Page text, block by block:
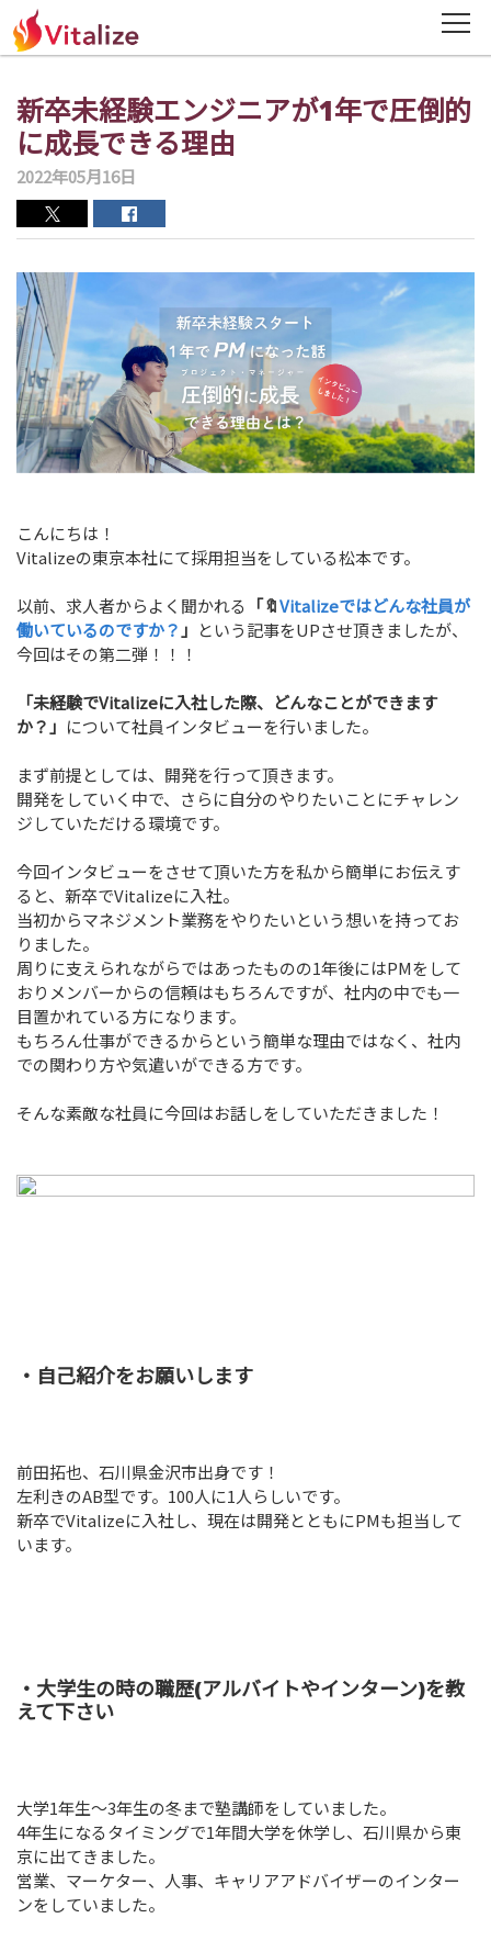
News
会社概要
Company
Mission・Vision
役員紹介
Officer
DX・BPR事業
DX・BPR
Regional Revitalization
社員紹介
ブログ
Blog
採用情報
ビジネスパートナー募集
Partner
受託開発 お問い合わせ
Contract Development
お問い合わせ
新卒未経験エンジニアが1年で圧倒的
に成長できる理由
2022年05月16日
こんにちは！
Vitalizeの東京本社にて採用担当をしている松本です。
以前、求人者からよく聞かれる 「🔖Vitalizeではどんな社員が
働いているのですか？ 」 という記事をUPさせ頂きましたが、
今回はその第二弾！！！
「未経験でVitalizeに入社した際、どんなことができます
か？」 について社員インタビューを行いました。
まず前提としては、開発を行って頂きます。
開発をしていく中で、さらに自分のやりたいことにチャレン
ジしていただける環境です。
今回インタビューをさせて頂いた方を私から簡単にお伝えす
ると、新卒でVitalizeに入社。
当初からマネジメント業務をやりたいという想いを持ってお
りました。
周りに支えられながらではあったものの1年後にはPMをして
おりメンバーからの信頼はもちろんですが、社内の中でも一
目置かれている方になります。
もちろん仕事ができるからという簡単な理由ではなく、社内
での関わり方や気遣いができる方です。
そんな素敵な社員に今回はお話しをしていただきました！
・自己紹介をお願いします
前田拓也、石川県金沢市出身です！
左利きのAB型です。100人に1人らしいです。
新卒でVitalizeに入社し、現在は開発とともにPMも担当して
います。
・大学生の時の職歴(アルバイトやインターン)を教
えて下さい
大学1年生～3年生の冬まで塾講師をしていました。
4年生になるタイミングで1年間大学を休学し、石川県から東
京に出てきました。
営業、マーケター、人事、キャリアアドバイザーのインター
ンをしていました。